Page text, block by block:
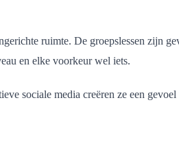
ruimte. De groepslessen zijn
en elke voorkeur wel iets.
sociale media creëren ze een